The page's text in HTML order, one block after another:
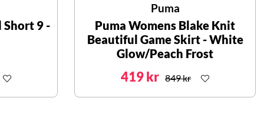
Short 9 -
Puma
Puma Womens Blake Knit
Beautiful Game Skirt - White
Glow/Peach Frost
419 kr 849 kr